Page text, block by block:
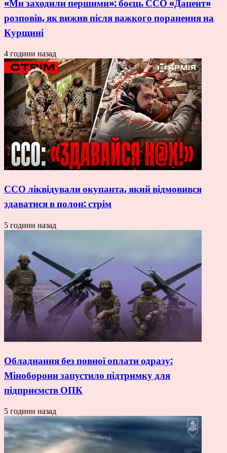
«Ми заходили першими»: боєць ССО «Дацент»
розповів, як вижив після важкого поранення на
Курщині
4 години назад
ССО ліквідували окупанта, який відмовився
здаватися в полон: стрім
5 години назад
Обладнання без повної оплати одразу:
Міноборони запустило підтримку для
підприємств ОПК
5 години назад